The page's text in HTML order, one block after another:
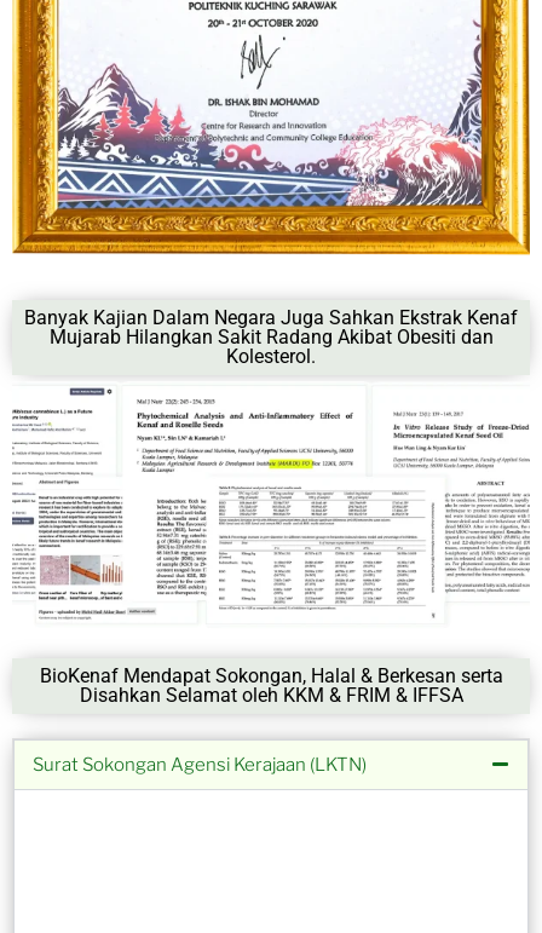
Banyak Kajian Dalam Negara Juga Sahkan Ekstrak Kenaf
Mujarab Hilangkan Sakit Radang Akibat Obesiti dan
Kolesterol.
BioKenaf Mendapat Sokongan, Halal & Berkesan serta
Disahkan Selamat oleh KKM & FRIM & IFFSA
Surat Sokongan Agensi Kerajaan (LKTN)